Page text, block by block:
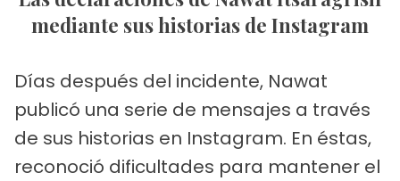
mediante sus historias de Instagram
Días después del incidente, Nawat
publicó una serie de mensajes a través
de sus historias en Instagram. En éstas,
reconoció dificultades para mantener el